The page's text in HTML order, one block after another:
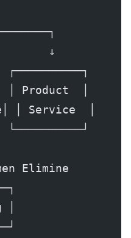
↓
┌──────────┐
│ Product  │
│ Service  │
└──────────┘
Elimine
│